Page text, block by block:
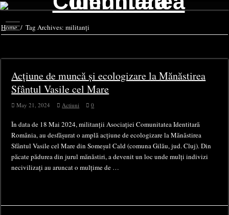
Home / Tag Archives: militanți
Acțiune de muncă și ecologizare la Mănăstirea
Sfântul Vasile cel Mare
May 21, 2024 Actiuni 0
În data de 18 Mai 2024, militanții Asociației Comunitatea Identitară
România, au desfășurat o amplă acțiune de ecologizare la Mănăstirea
Sfântul Vasile cel Mare din Someșul Cald (comuna Gilău, jud. Cluj). Din
păcate pădurea din jurul mănăstiri, a devenit un loc unde mulți indivizi
necivilizați au aruncat o mulțime de …